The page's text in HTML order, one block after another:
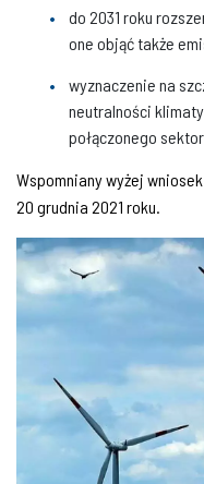
do 2031 roku
one objąć także
wyznaczenie na
neutralności
połączonego
Wspomniany wyżej
20 grudnia 2021 roku.